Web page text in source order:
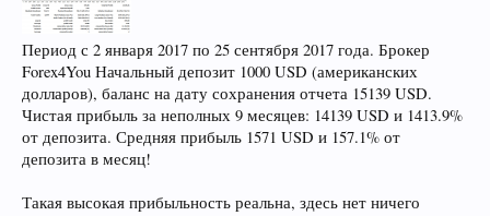
Период с 2 января 2017 по 25 сентября 2017 года. Брокер
Forex4You Начальный депозит 1000 USD (американских
долларов), баланс на дату сохранения отчета 15139 USD.
Чистая прибыль за неполных 9 месяцев: 14139 USD и 1413.9%
от депозита. Средняя прибыль 1571 USD и 157.1% от
депозита в месяц!
Такая высокая прибыльность реальна, здесь нет ничего